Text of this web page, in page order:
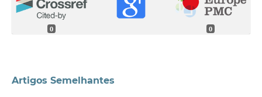
0 0
Artigos Semelhantes